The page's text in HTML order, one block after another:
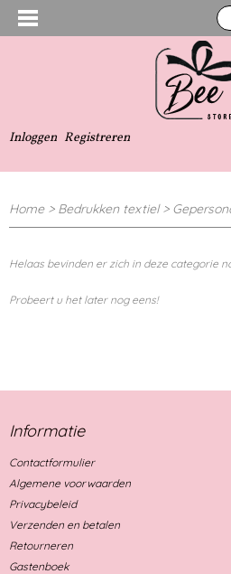
Inloggen Registreren
Home> Bedrukken textiel>
Helaas bevinden er zich in deze categorie
Probeert u het later nog eens!
Informatie
Contactformulier
Algemene voorwaarden
Privacybeleid
Verzenden en betalen
Retourneren
Gastenboek